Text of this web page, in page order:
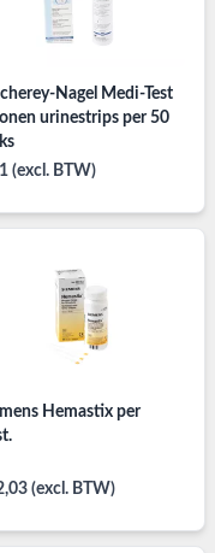
Nagel Medi-Test
urinestrips per 50
(excl. BTW)
Hemastix per
(excl. BTW)